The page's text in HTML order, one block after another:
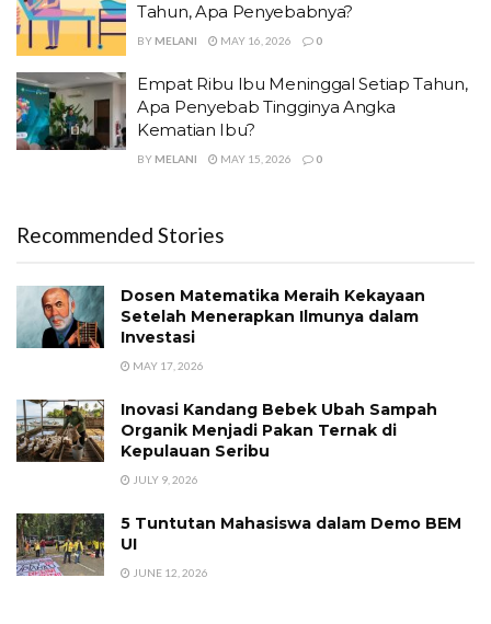
Tahun, Apa Penyebabnya?
BY MELANI MAY 16, 2026 0
Empat Ribu Ibu Meninggal Setiap Tahun,
Apa Penyebab Tingginya Angka
Kematian Ibu?
BY MELANI MAY 15, 2026 0
Recommended Stories
Dosen Matematika Meraih Kekayaan
Setelah Menerapkan Ilmunya dalam
Investasi
MAY 17, 2026
Inovasi Kandang Bebek Ubah Sampah
Organik Menjadi Pakan Ternak di
Kepulauan Seribu
JULY 9, 2026
5 Tuntutan Mahasiswa dalam Demo BEM
UI
JUNE 12, 2026